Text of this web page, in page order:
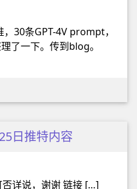
30条GPT-4V prompt，
了一下。传到blog。
日推特内容
详说，谢谢 链接 […]